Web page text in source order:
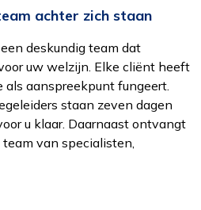
achter zich staan
deskundig team dat
uw welzijn. Elke cliënt heeft
als aanspreekpunt fungeert.
staan zeven dagen
u klaar. Daarnaast ontvangt
van specialisten,